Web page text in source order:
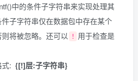
中的条件子字符串来实现处理其
子字符串仅在数据包中存在某个
将被忽略。还可以
!
用于检查是
: {[!]层:子字符串}